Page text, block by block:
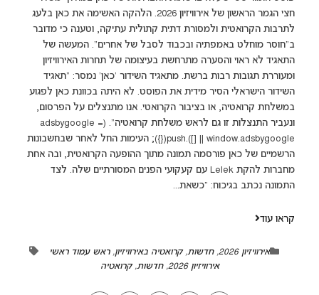
חצי הגמר הראשון של אירוויזיון 2026. הלהקה האשימה את כאן בלעג
לתרבות הקרואטית ולמסורת דתית קתולית עתיקה, וטענה כי מדובר
ב"חוסר מוחלט באמפתיה ובכבוד לסבל של אחרים". המעשה של
התאגיד לא ראוי והסערה מתרחשת בעיצומה של תחרות האירוויזיון
ומעוררת תגובות רבות ברשת. מתאגיד השידור 'כאן' נמסר: "תאגיד
השידור הישראלי הסיר מידית את הפוסט. לא היתה בכוונת כאן לפגוע
במשלחת קרואטיה, או בציבור הקרואטי. אנו מתנצלים על הפרסום,
ונעביר התנצלות זו גם לראש משלחת קרואטיה". (adsbygoogle =
window.adsbygoogle || []).push({}); העימות החל לאחר שבחשבונות
הרשמיים של כאן פורסמה תמונה מתוך ההופעה הקרואטית, ובה אחת
מחברות להקת Lelek עם קעקועי הפנים המסורתיים שלה. לצד
התמונה נכתב בגיכוח: "כשאת...
קראו עוד
אירוויזיון 2026 ,חדשות,קרואטיה באירוויזיון,ראש עמוד ראשי
אירוויזיון 2026
,חדשות,קרואטיה